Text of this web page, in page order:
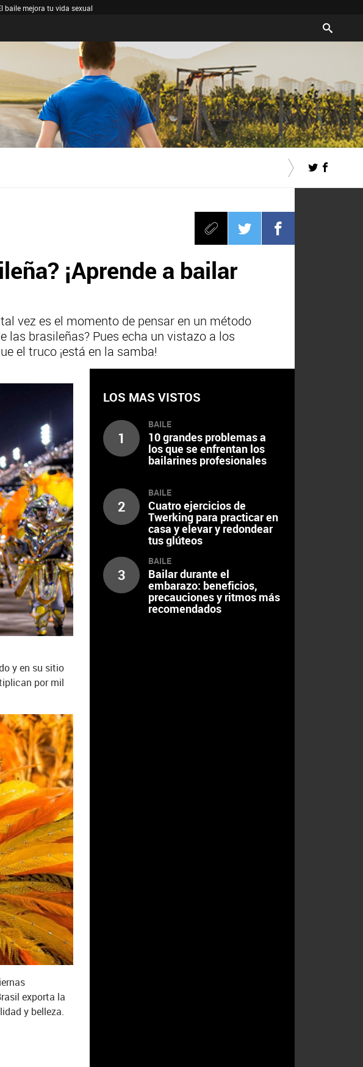
baile mejora tu vida sexual
¡Aprende a bailar
vez es el momento de pensar en un método
las brasileñas? Pues echa un vistazo a los
el truco ¡está en la samba!
y en su sitio
por mil
exporta la
y belleza.
LOS MAS VISTOS
1
BAILE
10 grandes problemas a
los que se enfrentan los
bailarines profesionales
2
BAILE
Cuatro ejercicios de
Twerking para practicar en
casa y elevar y redondear
tus glúteos
3
BAILE
Bailar durante el
embarazo: beneficios,
precauciones y ritmos más
recomendados